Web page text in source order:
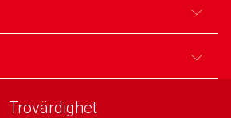
Trovärdighet